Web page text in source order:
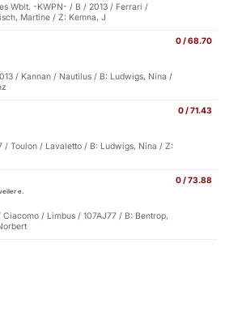
Wblt. -KWPN- / B / 2013 / Ferrari /
Martine / Z: Kemna, J
0 / 68.70
/ Kannan / Nautilus / B: Ludwigs, Nina /
0 / 71.43
/ Toulon / Lavaletto / B: Ludwigs, Nina / Z:
0 / 73.88
e.
/ Limbus / 107AJ77 / B: Bentrop,